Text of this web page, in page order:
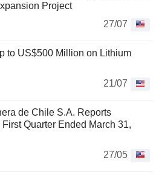
Project
27/07
to US$500 Million on Lithium
21/07
de Chile S.A. Reports
Quarter Ended March 31,
27/05